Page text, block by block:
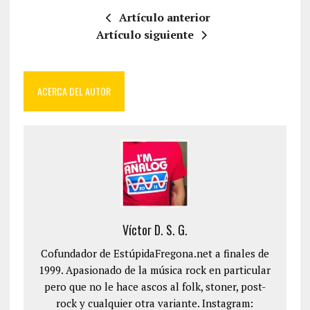
Artículo anterior
Artículo siguiente
ACERCA DEL AUTOR
Víctor D. S. G.
Cofundador de EstúpidaFregona.net a finales de
1999. Apasionado de la música rock en particular
pero que no le hace ascos al folk, stoner, post-
rock y cualquier otra variante. Instagram: